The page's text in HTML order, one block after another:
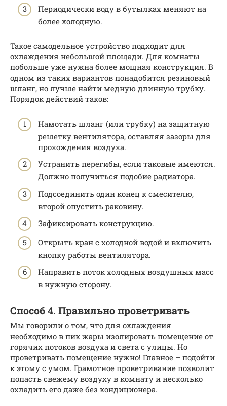
Периодически воду в бутылках меняют на
более холодную.
Такое самодельное устройство подходит для
охлаждения небольшой площади. Для комнаты
побольше уже нужна более мощная конструкция. В
одном из таких вариантов понадобится резиновый
шланг, но лучше найти медную длинную трубку.
Порядок действий таков:
Намотать шланг (или трубку) на защитную
решетку вентилятора, оставляя зазоры для
прохождения воздуха.
Устранить перегибы, если таковые имеются.
Должно получиться подобие радиатора.
Подсоединить один конец к смесителю,
второй опустить раковину.
Зафиксировать конструкцию.
Открыть кран с холодной водой и включить
кнопку работы вентилятора.
Направить поток холодных воздушных масс
в нужную сторону.
Способ 4. Правильно проветривать
Мы говорили о том, что для охлаждения
необходимо в пик жары изолировать помещение от
горячих потоков воздуха и света с улицы. Но
проветривать помещение нужно! Главное – подойти
к этому с умом. Грамотное проветривание позволит
попасть свежему воздуху в комнату и несколько
охладить его даже без кондиционера.